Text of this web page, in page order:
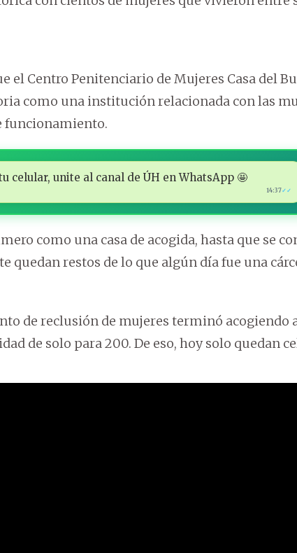
el Centro Penitenciario de Mujeres Casa del
como una institución relacionada con las
funcionamiento.
celular, unite al canal de ÚH en WhatsApp 🤩
14:37✓✓
como una casa de acogida, hasta que se
quedan restos de lo que algún día fue una
de reclusión de mujeres terminó acogiendo
de solo para 200. De eso, hoy solo quedan